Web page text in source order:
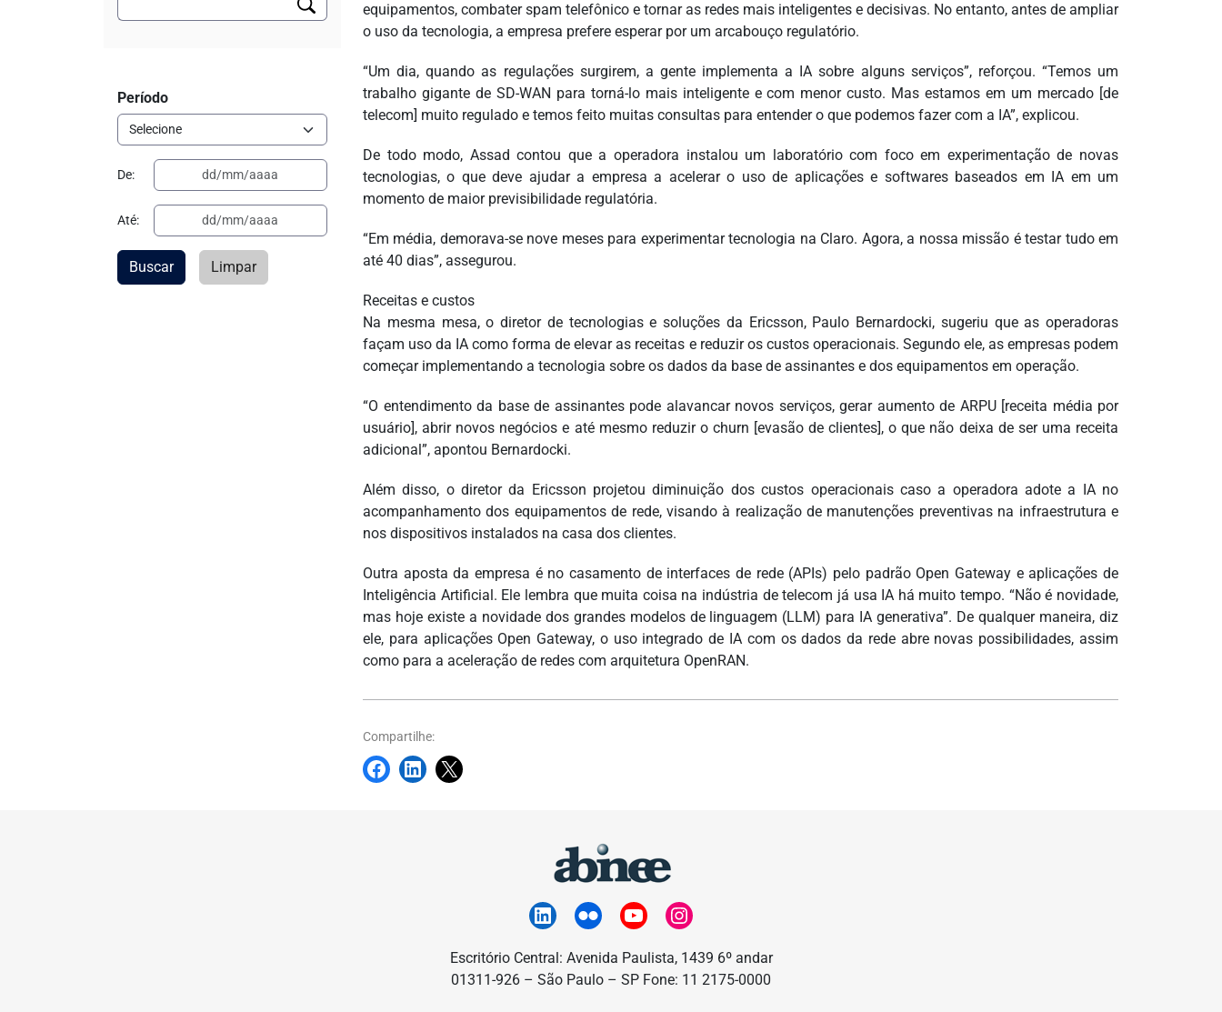
equipamentos, combater spam telefônico e tornar as redes mais inteligentes e decisivas. No entanto, antes de ampliar
o uso da tecnologia, a empresa prefere esperar por um arcabouço regulatório.
“Um dia, quando as regulações surgirem, a gente implementa a IA sobre alguns serviços”, reforçou. “Temos um
trabalho gigante de SD-WAN para torná-lo mais inteligente e com menor custo. Mas estamos em um mercado [de
telecom] muito regulado e temos feito muitas consultas para entender o que podemos fazer com a IA”, explicou.
De todo modo, Assad contou que a operadora instalou um laboratório com foco em experimentação de novas
tecnologias, o que deve ajudar a empresa a acelerar o uso de aplicações e softwares baseados em IA em um
momento de maior previsibilidade regulatória.
“Em média, demorava-se nove meses para experimentar tecnologia na Claro. Agora, a nossa missão é testar tudo em
até 40 dias”, assegurou.
Receitas e custos
Na mesma mesa, o diretor de tecnologias e soluções da Ericsson, Paulo Bernardocki, sugeriu que as operadoras
façam uso da IA como forma de elevar as receitas e reduzir os custos operacionais. Segundo ele, as empresas podem
começar implementando a tecnologia sobre os dados da base de assinantes e dos equipamentos em operação.
“O entendimento da base de assinantes pode alavancar novos serviços, gerar aumento de ARPU [receita média por
usuário], abrir novos negócios e até mesmo reduzir o churn [evasão de clientes], o que não deixa de ser uma receita
adicional”, apontou Bernardocki.
Além disso, o diretor da Ericsson projetou diminuição dos custos operacionais caso a operadora adote a IA no
acompanhamento dos equipamentos de rede, visando à realização de manutenções preventivas na infraestrutura e
nos dispositivos instalados na casa dos clientes.
Outra aposta da empresa é no casamento de interfaces de rede (APIs) pelo padrão Open Gateway e aplicações de
Inteligência Artificial. Ele lembra que muita coisa na indústria de telecom já usa IA há muito tempo. “Não é novidade,
mas hoje existe a novidade dos grandes modelos de linguagem (LLM) para IA generativa”. De qualquer maneira, diz
ele, para aplicações Open Gateway, o uso integrado de IA com os dados da rede abre novas possibilidades, assim
como para a aceleração de redes com arquitetura OpenRAN.
Compartilhe:
Período
De:
Até:
Buscar Limpar
Escritório Central: Avenida Paulista, 1439 6º andar
01311-926 – São Paulo – SP Fone: 11 2175-0000